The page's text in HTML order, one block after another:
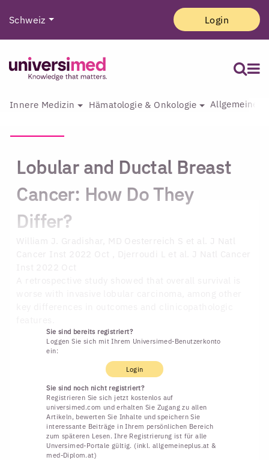
Schweiz Login
Innere Medizin Hämatologie & Onkologie Allgemeine
Lobular and Ductal Breast
Cancer: How Do They
Differ?
William J. Gradishar, MD Oesterreich S et al. J Natl
Cancer Inst 2022 Oct , Djerroudi L et al. J Natl Cancer
Sie sind bereits registriert?
Loggen Sie sich mit Ihrem Universimed-Benutzerkonto
ein:
Login
Sie sind noch nicht registriert?
Registrieren Sie sich jetzt kostenlos auf
universimed.com und erhalten Sie Zugang zu allen
Artikeln, bewerten Sie Inhalte und speichern Sie
interessante Beiträge in Ihrem persönlichen Bereich
zum späteren Lesen. Ihre Registrierung ist für alle
Unversimed-Portale gültig. (inkl. allgemeineplus.at &
med-Diplom.at)